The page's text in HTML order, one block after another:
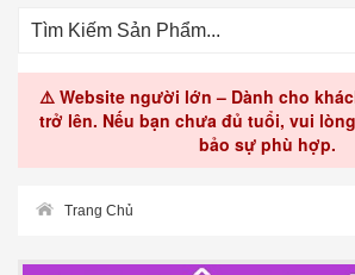
⚠️ Website người lớn – Dành cho
trở lên. Nếu bạn chưa đủ tuổi, vui
bảo sự phù hợp.
Trang Chủ